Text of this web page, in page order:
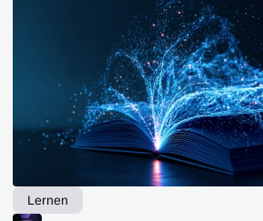
Lernen